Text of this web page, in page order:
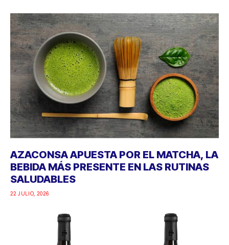
AZACONSA APUESTA POR EL MATCHA, LA
BEBIDA MÁS PRESENTE EN LAS RUTINAS
SALUDABLES
22 JULIO, 2026